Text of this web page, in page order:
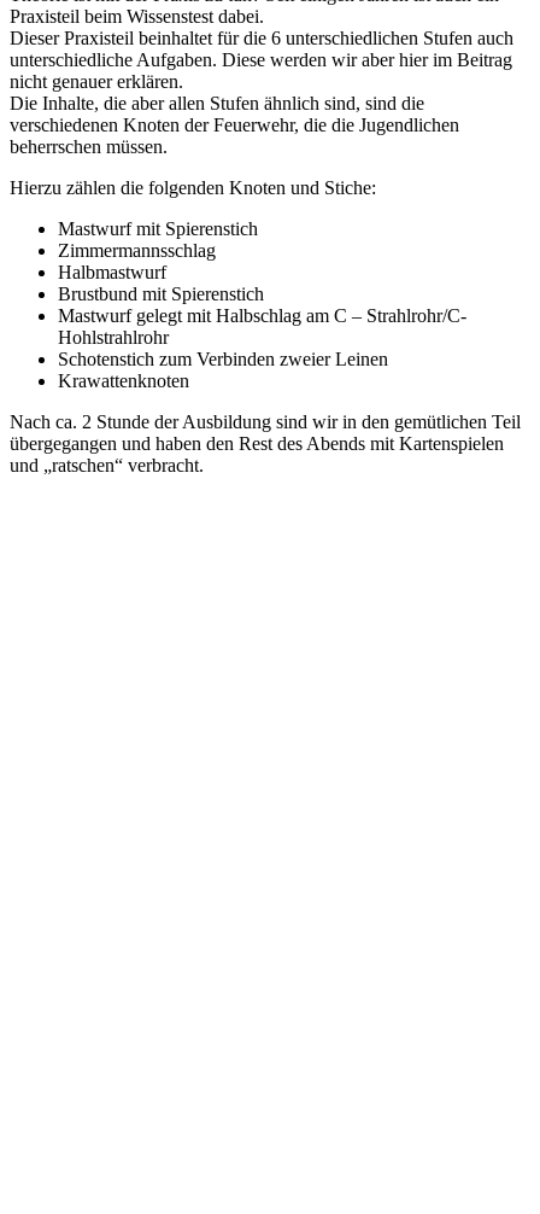
Praxisteil beim Wissenstest dabei.
Dieser Praxisteil beinhaltet für die 6 unterschiedlichen Stufen auch
unterschiedliche Aufgaben. Diese werden wir aber hier im Beitrag
nicht genauer erklären.
Die Inhalte, die aber allen Stufen ähnlich sind, sind die
verschiedenen Knoten der Feuerwehr, die die Jugendlichen
beherrschen müssen.
Hierzu zählen die folgenden Knoten und Stiche:
Mastwurf mit Spierenstich
Zimmermannsschlag
Halbmastwurf
Brustbund mit Spierenstich
Mastwurf gelegt mit Halbschlag am C – Strahlrohr/C-
Hohlstrahlrohr
Schotenstich zum Verbinden zweier Leinen
Krawattenknoten
Nach ca. 2 Stunde der Ausbildung sind wir in den gemütlichen Teil
übergegangen und haben den Rest des Abends mit Kartenspielen
und „ratschen“ verbracht.